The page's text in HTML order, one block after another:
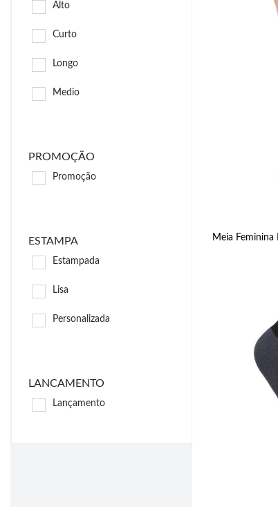
Alto
Curto
Longo
Medio
PROMOÇÃO
Promoção
ESTAMPA
Estampada
Lisa
Personalizada
LANCAMENTO
Lançamento
Meia